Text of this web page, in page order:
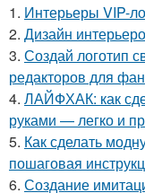
1. Интерьеры VIP-
2. Дизайн
3. Создай логотип
редакторов для
4. ЛАЙФХАК: как
руками — легко и
5. Как сделать
пошаговая
6. Создание